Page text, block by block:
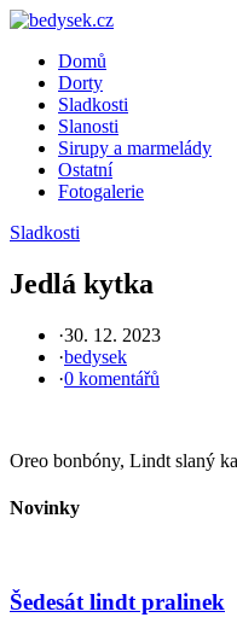
Skip
contentDomů
Dorty
Sladkosti
Slanosti
Sirupy a marmelády
Ostatní
Fotogalerie
Sladkosti
Jedlá kytka
·30. 12. 2023
·bedysek
·0 komentářů
Oreo bonbóny, Lindt slaný
Novinky
Šedesát lindt pralinek